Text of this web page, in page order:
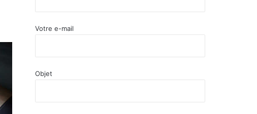
Votre e-mail
Objet